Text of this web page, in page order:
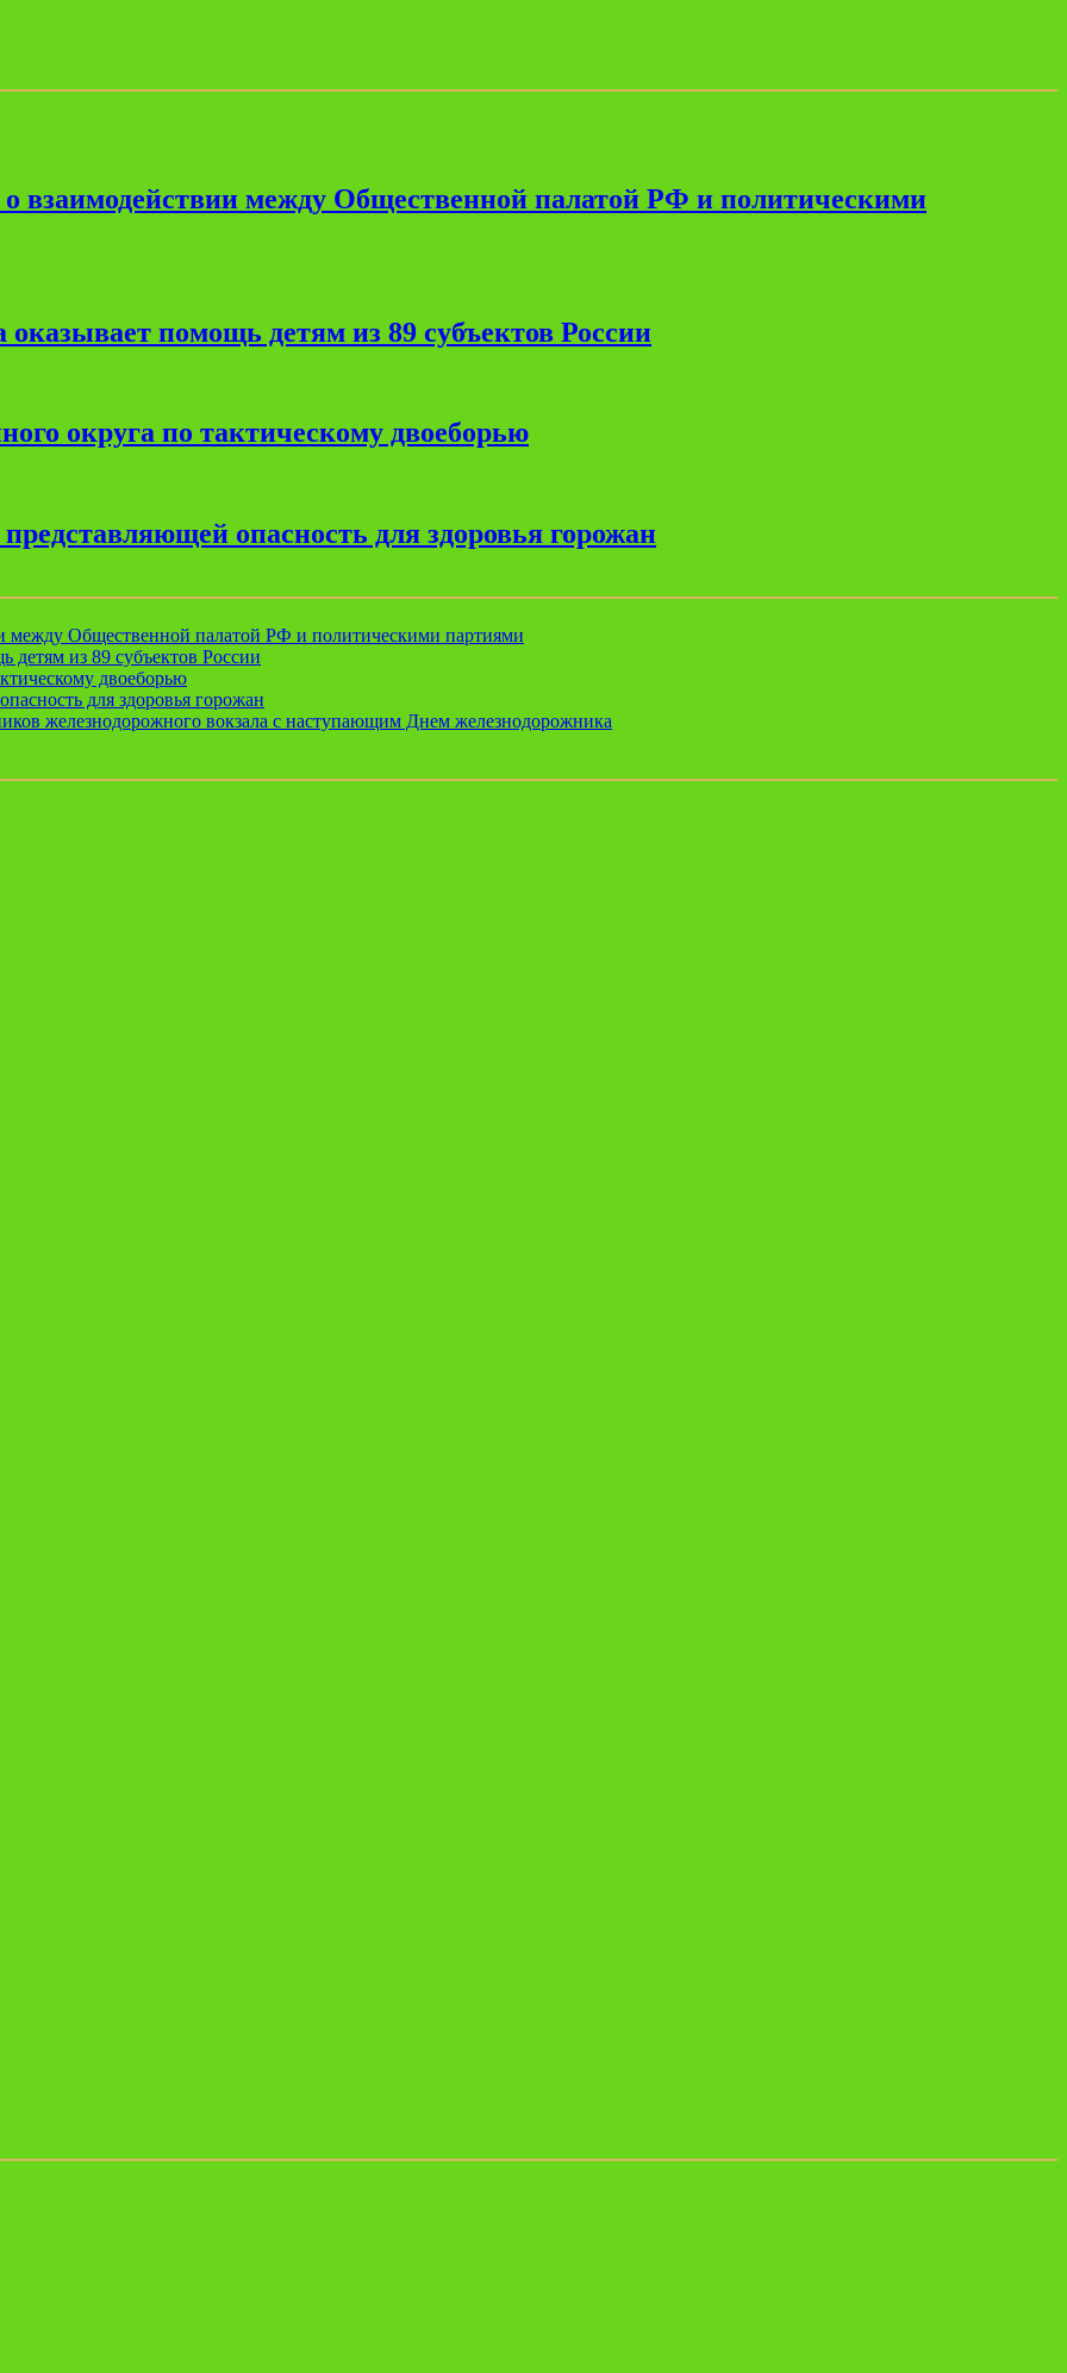
о взаимодействии между Общественной палатой РФ и политическими
помощь детям из 89 субъектов России
округа по тактическому двоеборью
опасность для здоровья горожан
между Общественной палатой РФ и политическими партиями
детям из 89 субъектов России
двоеборью
для здоровья горожан
железнодорожного вокзала с наступающим Днем железнодорожника